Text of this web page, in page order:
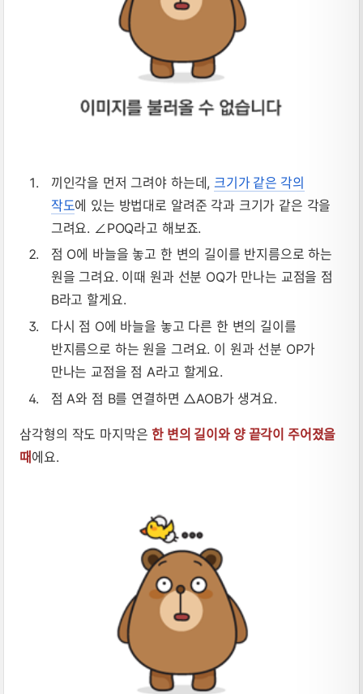
끼인각을 먼저 그려야 하는데, 크기가 같은 각의
작도에 있는 방법대로 알려준 각과 크기가 같은 각을
그려요. ∠POQ라고 해보죠.
점 O에 바늘을 놓고 한 변의 길이를 반지름으로 하는
원을 그려요. 이때 원과 선분 OQ가 만나는 교점을 점
B라고 할게요.
다시 점 O에 바늘을 놓고 다른 한 변의 길이를
반지름으로 하는 원을 그려요. 이 원과 선분 OP가
만나는 교점을 점 A라고 할게요.
점 A와 점 B를 연결하면 △AOB가 생겨요.
삼각형의 작도 마지막은 한 변의 길이와 양 끝각이 주어졌을
때 에요.